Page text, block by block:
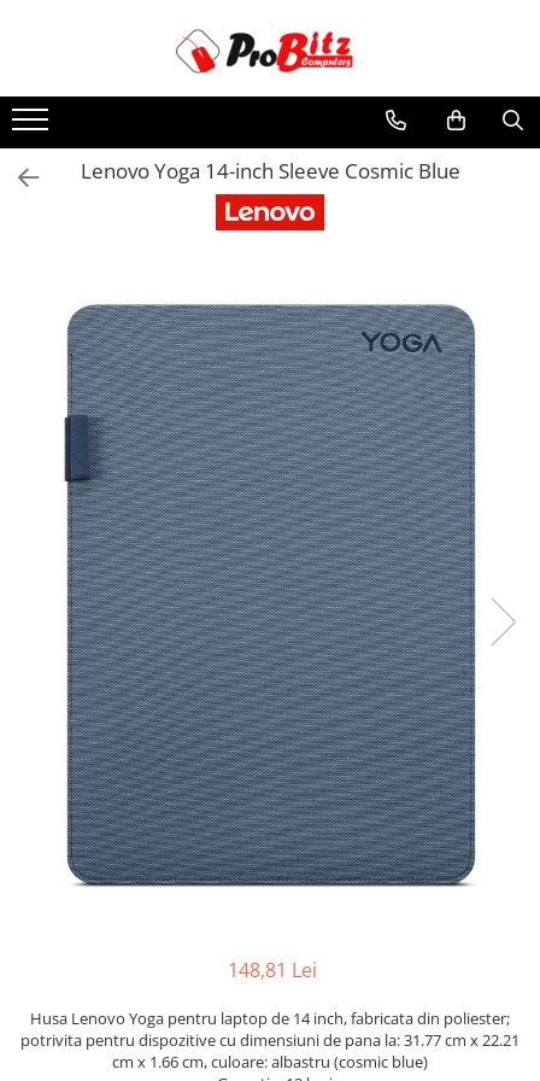
Laptopuri si accesorii
Laptopuri
Componente NOI Laptop
Memorii laptop
Hard Disk-uri laptop
Baterii laptop
Componente REFURBISHED Laptop
Hard Disk-uri Refurbished
Accesorii Laptop
Docking stations
Genti Laptop
Incarcatoare laptop
Incarcatoare laptop refurbished
Standuri și Coolere Laptop
Alte accesorii
Card reader
PC, Componente & Software
Calculatoare
Calculatoare NOI
Calculatoare Mini NOI
Calculatoare REFURBISHED
Calculatoare WORKSTATION
Componente PC NOI
Lenovo Yoga 14-inch Sleeve Cosmic Blue
148,81 Lei
Husa Lenovo Yoga pentru laptop de 14 inch, fabricata din poliester;
potrivita pentru dispozitive cu dimensiuni de pana la: 31.77 cm x 22.21
cm x 1.66 cm, culoare: albastru (cosmic blue)